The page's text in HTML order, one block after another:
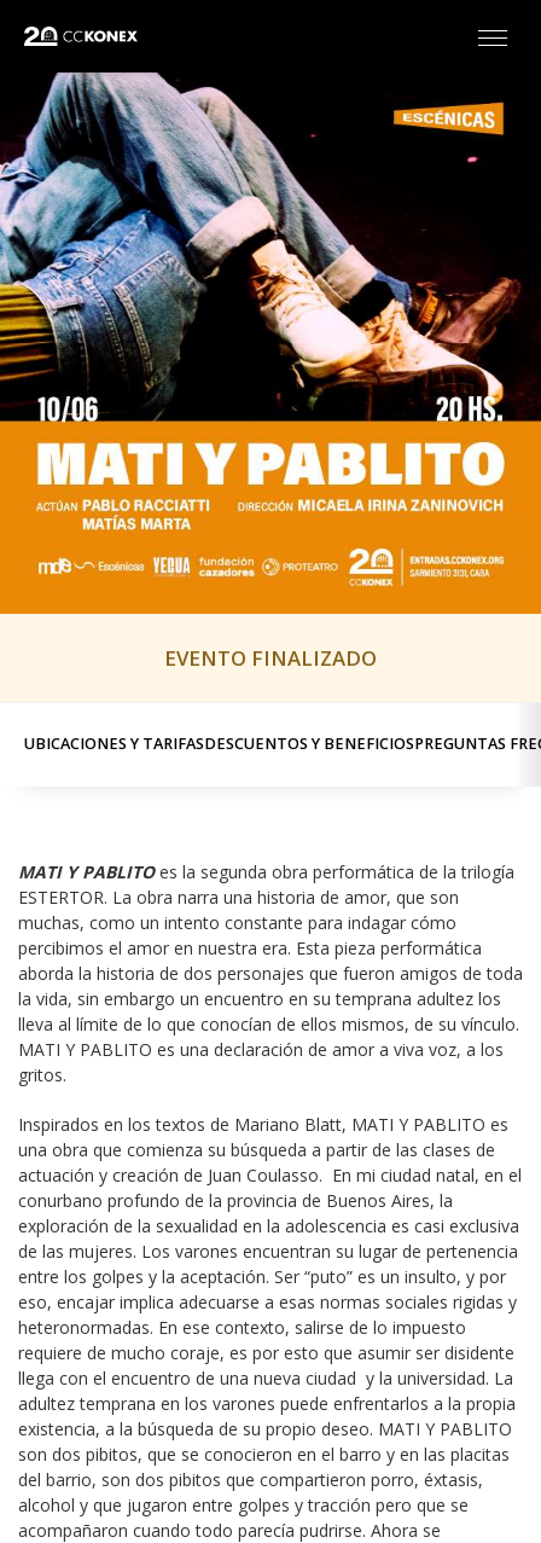
EVENTO FINALIZADO
UBICACIONES Y TARIFASDESCUENTOS Y BENEFICIOSPREGUNTAS
MATI Y PABLITO es la segunda obra performática de la trilogía
ESTERTOR. La obra narra una historia de amor, que son
muchas, como un intento constante para indagar cómo
percibimos el amor en nuestra era. Esta pieza performática
aborda la historia de dos personajes que fueron amigos de toda
la vida, sin embargo un encuentro en su temprana adultez los
lleva al límite de lo que conocían de ellos mismos, de su vínculo.
MATI Y PABLITO es una declaración de amor a viva voz, a los
gritos.
Inspirados en los textos de Mariano Blatt, MATI Y PABLITO es
una obra que comienza su búsqueda a partir de las clases de
actuación y creación de Juan Coulasso.  En mi ciudad natal, en el
conurbano profundo de la provincia de Buenos Aires, la
exploración de la sexualidad en la adolescencia es casi exclusiva
de las mujeres. Los varones encuentran su lugar de pertenencia
entre los golpes y la aceptación. Ser “puto” es un insulto, y por
eso, encajar implica adecuarse a esas normas sociales rigidas y
heteronormadas. En ese contexto, salirse de lo impuesto
requiere de mucho coraje, es por esto que asumir ser disidente
llega con el encuentro de una nueva ciudad  y la universidad. La
adultez temprana en los varones puede enfrentarlos a la propia
existencia, a la búsqueda de su propio deseo. MATI Y PABLITO
son dos pibitos, que se conocieron en el barro y en las placitas
del barrio, son dos pibitos que compartieron porro, éxtasis,
alcohol y que jugaron entre golpes y tracción pero que se
acompañaron cuando todo parecía pudrirse. Ahora se